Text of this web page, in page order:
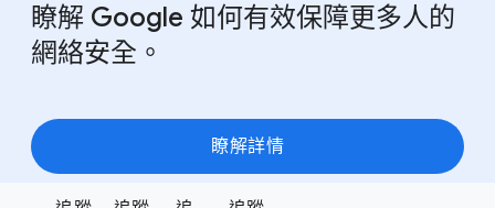
瞭解 Google 如何​有效​保障​更多​人​的​
網絡​安全。
瞭解​詳情